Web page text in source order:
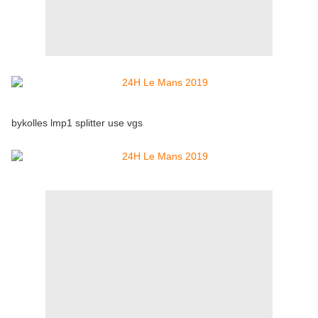
bykolles lmp1 splitter use vgs